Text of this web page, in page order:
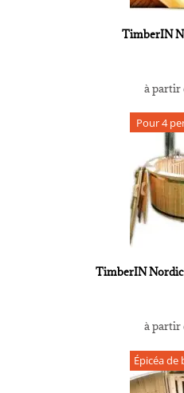
TimberIN
à partir
Pour 4
TimberIN
à partir
Épicéa de